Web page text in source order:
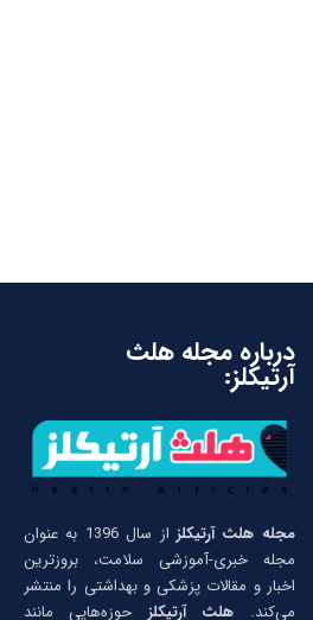
درباره مجله هلث
آرتیکلز:
مجله هلث آرتیکلز
از سال 1396 به عنوان
مجله خبری-آموزشی سلامت، بروزترین
اخبار و مقالات پزشکی و بهداشتی را منتشر
می‌کند. هلث آرتیکلز حوزه‌هایی مانند